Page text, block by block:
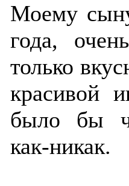
Моему
года,
только
красивой
было бы
как-никак.